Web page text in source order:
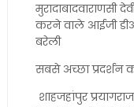
मुरादाबादवाराणसी
करने वाले आईजी
बरेली
सबसे अच्छा प्रदर्शन
शाहजहांपुर